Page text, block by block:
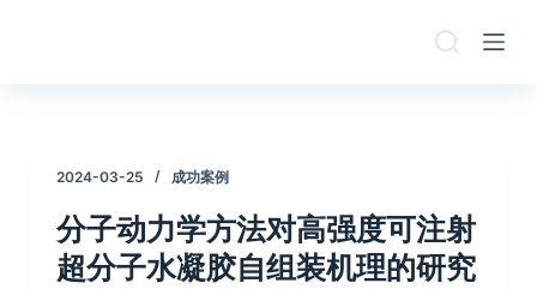
2024-03-25 成功案例
分子动力学方法对高强度可注射
超分子水凝胶自组装机理的研究